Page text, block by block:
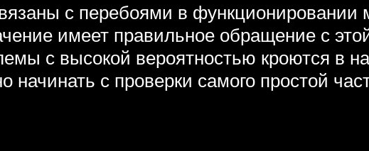
с перебоями в функционировании
имеет правильное обращение с
с высокой вероятностью кроются в
начинать с проверки самого простой